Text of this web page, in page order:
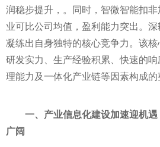
润稳步提升，。同时，智微智能扣非
业可比公司均值，盈利能力突出。
凝练出自身独特的核心竞争力。该
研发实力、生产经验积累、快速的
理能力及一体化产业链等因素构成的
一、产业信息化建设加速迎机
广阔